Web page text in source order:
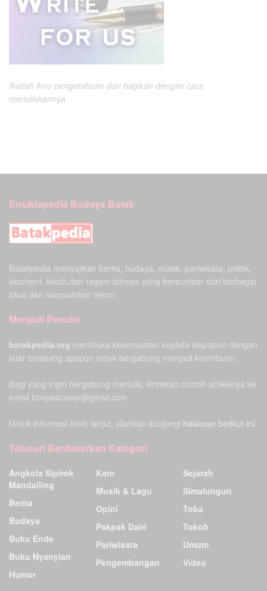
Ikatlah ilmu pengetahuan dan bagikan dengan cara
menuliskannya
Ensiklopedia Budaya Batak
Batakpedia menyajikan berita, budaya, musik, pariwisata, politik,
ekonomi, tokoh,dan ragam lainnya yang bersumber dari berbagai
situs dan narasumber resmi
Menjadi Penulis
batakpedia.org membuka kesempatan kepada siapapun dengan
latar belakang apapun untuk bergabung menjadi kontributor.
Bagi yang ingin bergabung menulis, kirimkan contoh artikelnya ke
email bonpascamp@gmail.com
Untuk informasi lebih lanjut, silahkan kunjungi halaman berikut ini.
Telusuri Berdasarkan Kategori
Angkola Sipirok
Mandailing
Berita
Budaya
Buku Ende
Buku Nyanyian
Humor
Karo
Musik & Lagu
Opini
Pakpak Dairi
Pariwisata
Pengembangan
Sejarah
Simalungun
Toba
Tokoh
Umum
Video